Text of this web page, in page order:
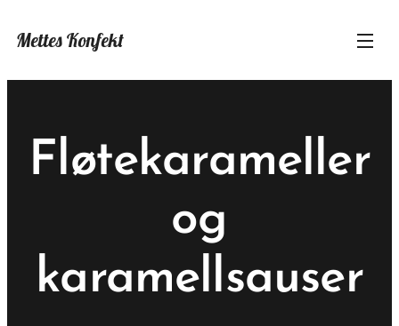
Mettes Konfekt
Fløtekarameller
og
karamellsauser